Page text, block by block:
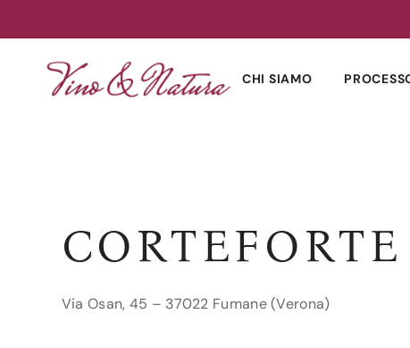
CHI SIAMO
CORTEFORTE
Via Osan, 45 – 37022 Fumane (Verona)